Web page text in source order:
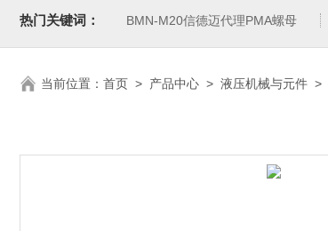
热门关键词： BMN-M20信德迈代理PMA螺母
当前位置： 首页 > 产品中心 > 液压机械与元件 >